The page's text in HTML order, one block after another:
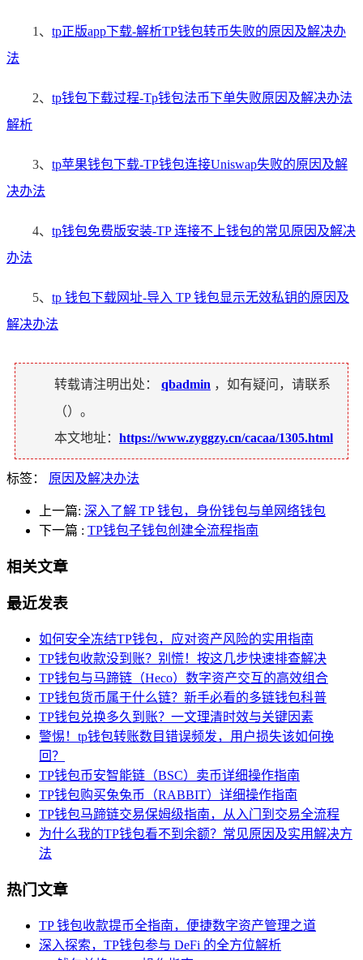
1、 tp正版app下载-解析TP钱包转币失败的原因及解决办
法
2、 tp钱包下载过程-Tp钱包法币下单失败原因及解决办法
解析
3、 tp苹果钱包下载-TP钱包连接Uniswap失败的原因及解
决办法
4、 tp钱包免费版安装-TP 连接不上钱包的常见原因及解决
办法
5、 tp 钱包下载网址-导入 TP 钱包显示无效私钥的原因及
解决办法
转载请注明出处： qbadmin ，如有疑问，请联系
（）。
本文地址： https://www.zyggzy.cn/cacaa/1305.html
标签： 原因及解决办法
上一篇: 深入了解 TP 钱包，身份钱包与单网络钱包
下一篇 : TP钱包子钱包创建全流程指南
相关文章
最近发表
如何安全冻结TP钱包，应对资产风险的实用指南
TP钱包收款没到账？别慌！按这几步快速排查解决
TP钱包与马蹄链（Heco）数字资产交互的高效组合
TP钱包货币属于什么链？新手必看的多链钱包科普
TP钱包兑换多久到账？一文理清时效与关键因素
警惕！tp钱包转账数目错误频发，用户损失该如何挽
回？
TP钱包币安智能链（BSC）卖币详细操作指南
TP钱包购买兔兔币（RABBIT）详细操作指南
TP钱包马蹄链交易保姆级指南，从入门到交易全流程
为什么我的TP钱包看不到余额？常见原因及实用解决方
法
热门文章
TP 钱包收款提币全指南，便捷数字资产管理之道
深入探索，TP钱包参与 DeFi 的全方位解析